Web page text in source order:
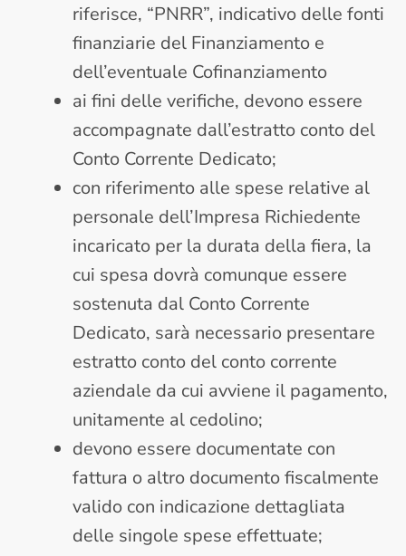
riferisce, “PNRR”, indicativo delle fonti
finanziarie del Finanziamento e
dell’eventuale Cofinanziamento
ai fini delle verifiche, devono essere
accompagnate dall’estratto conto del
Conto Corrente Dedicato;
con riferimento alle spese relative al
personale dell’Impresa Richiedente
incaricato per la durata della fiera, la
cui spesa dovrà comunque essere
sostenuta dal Conto Corrente
Dedicato, sarà necessario presentare
estratto conto del conto corrente
aziendale da cui avviene il pagamento,
unitamente al cedolino;
devono essere documentate con
fattura o altro documento fiscalmente
valido con indicazione dettagliata
delle singole spese effettuate;